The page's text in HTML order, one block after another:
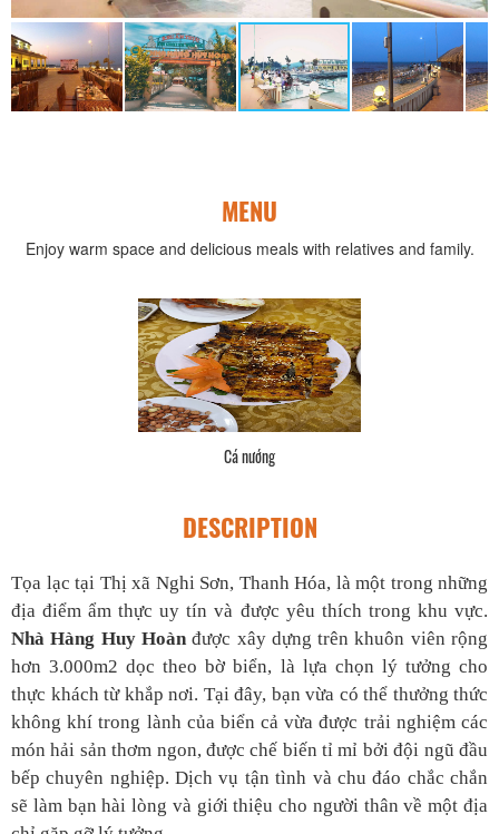
MENU
Enjoy warm space and delicious meals with relatives and family.
Cá nướng
DESCRIPTION
Tọa lạc tại Thị xã Nghi Sơn, Thanh Hóa, là một trong những
địa điểm ẩm thực uy tín và được yêu thích trong khu vực.
Nhà Hàng Huy Hoànđược xây dựng trên khuôn viên rộng
hơn 3.000m2 dọc theo bờ biển, là lựa chọn lý tưởng cho
thực khách từ khắp nơi. Tại đây, bạn vừa có thể thưởng thức
không khí trong lành của biển cả vừa được trải nghiệm các
món hải sản thơm ngon, được chế biến tỉ mỉ bởi đội ngũ đầu
bếp chuyên nghiệp. Dịch vụ tận tình và chu đáo chắc chắn
sẽ làm bạn hài lòng và giới thiệu cho người thân về một địa